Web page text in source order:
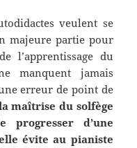
veulent se
majeure partie pour
l’apprentissage du
manquent jamais
erreur de point de
maîtrise du solfège
progresser d’une
évite au pianiste